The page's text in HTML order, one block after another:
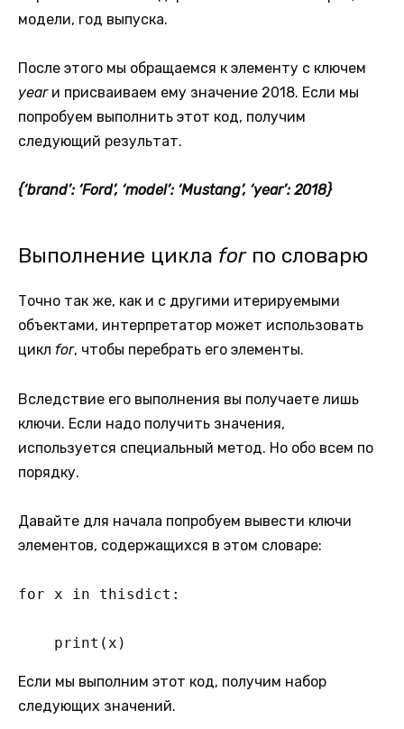
модели, год выпуска.
После этого мы обращаемся к элементу с ключем
yearи присваиваем ему значение 2018. Если мы
попробуем выполнить этот код, получим
следующий результат.
{‘brand’: ‘Ford’, ‘model’: ‘Mustang’, ‘year’: 2018}
Выполнение цикла forпо словарю
Точно так же, как и с другими итерируемыми
объектами, интерпретатор может использовать
цикл for, чтобы перебрать его элементы.
Вследствие его выполнения вы получаете лишь
ключи. Если надо получить значения,
используется специальный метод. Но обо всем по
порядку.
Давайте для начала попробуем вывести ключи
элементов, содержащихся в этом словаре:
for x in thisdict:
print(x)
Если мы выполним этот код, получим набор
следующих значений.